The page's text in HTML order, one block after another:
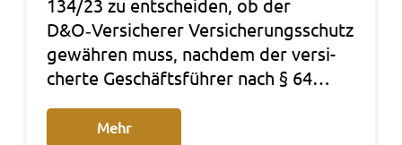
134/23 zu ent­schei­den, ob der
D&O‑Versicherer Ver­si­che­rungs­schutz
gewäh­ren muss, nach­dem der ver­si­
cher­te Geschäfts­füh­rer nach § 64…
Mehr